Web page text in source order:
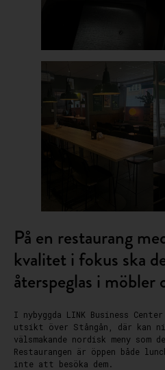
På en restaurang
kvalitet i fokus ska
återspeglas i
I nybyggda LINK Business
utsikt över Stångån, där kan
välsmakande nordisk meny som
Restaurangen är öppen både
inte att besöka dem.